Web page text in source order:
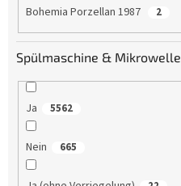
Bohemia Porzellan 1987 2
Spülmaschine & Mikrowelle
Ja 5562
Nein 665